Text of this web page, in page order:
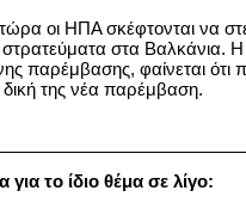
οι ΗΠΑ σκέφτονται να
στρατεύματα στα Βαλκάνια.
παρέμβασης, φαίνεται ότι
δική της νέα παρέμβαση.
για το ίδιο θέμα σε λίγο: